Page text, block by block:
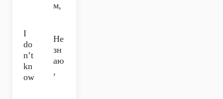
м,
I
do
n’t
kn
ow
Не
зн
аю
,